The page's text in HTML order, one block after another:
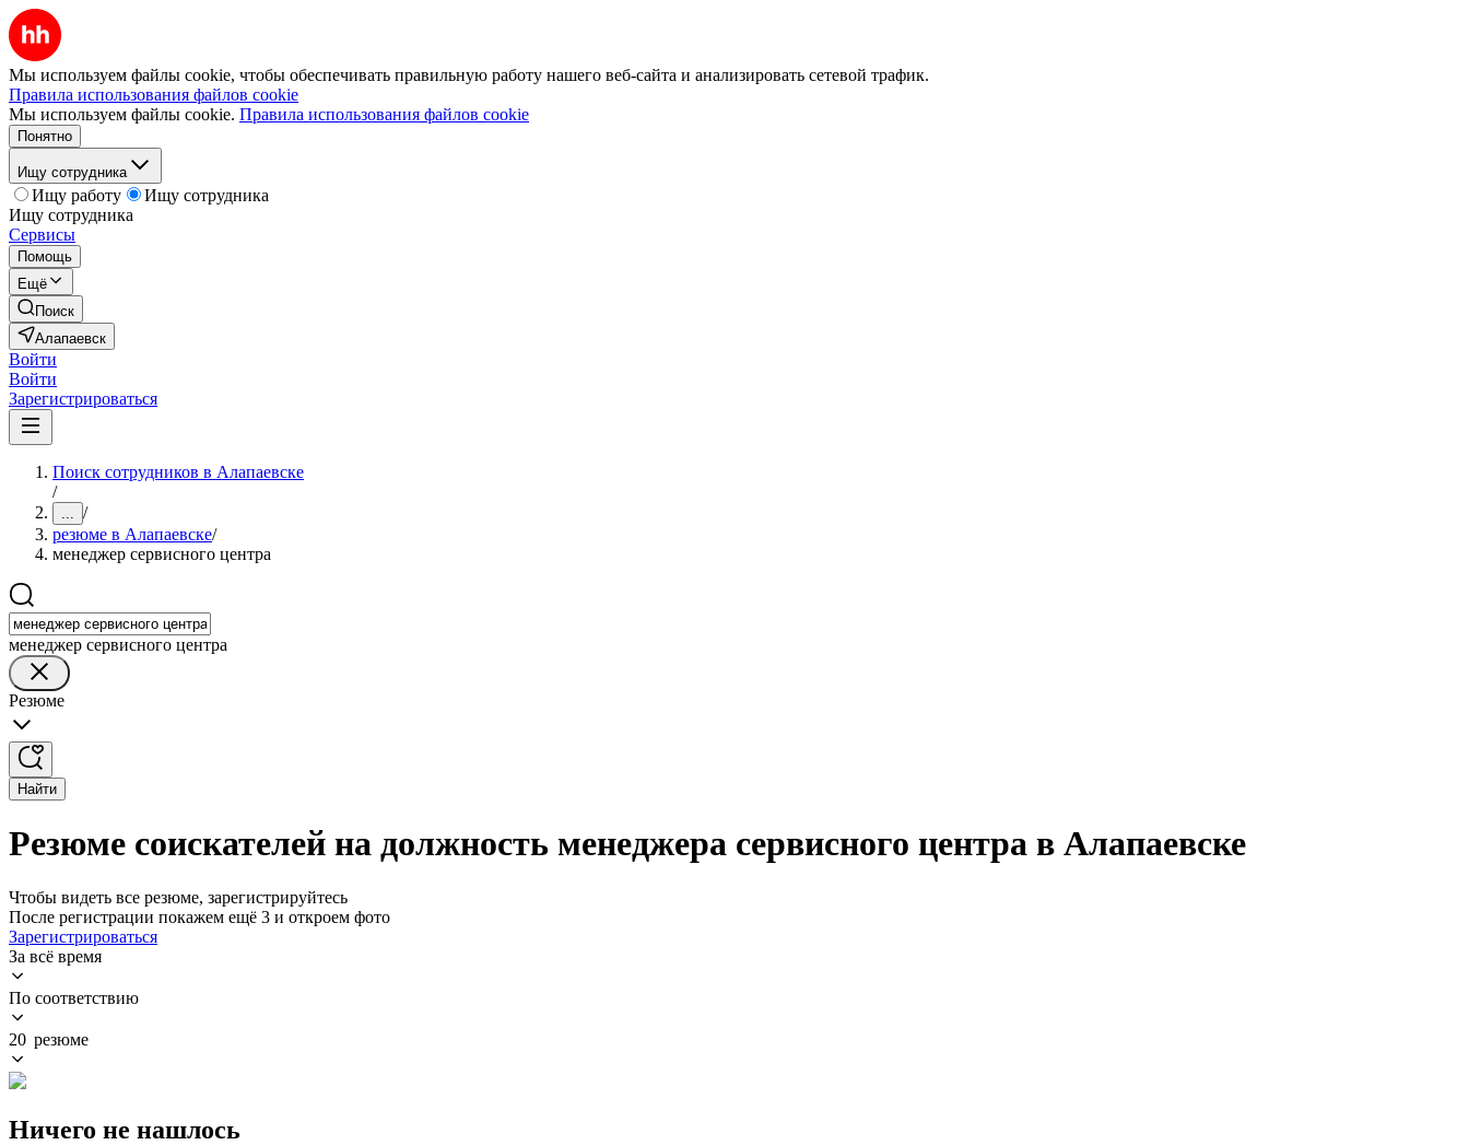
Мы используем файлы cookie, чтобы обеспечивать правильную работу нашего веб-сайта и анализировать сетевой трафик.
Правила использования файлов cookie
Мы используем файлы cookie. Правила использования файлов cookie
Понятно
Ищу сотрудника
Ищу работу
Ищу сотрудника
Ищу сотрудника
Сервисы
Помощь
Ещё
Поиск
Алапаевск
Войти
Войти
Зарегистрироваться
Поиск сотрудников в Алапаевске
/
... /
резюме в Алапаевске/
менеджер сервисного центра
менеджер сервисного центра
Резюме
Найти
Резюме соискателей на должность менеджера сервисного центра в Алапаевске
Чтобы видеть все резюме, зарегистрируйтесь
После регистрации покажем ещё 3 и откроем фото
Зарегистрироваться
За всё время
По соответствию
20 резюме
Ничего не нашлось